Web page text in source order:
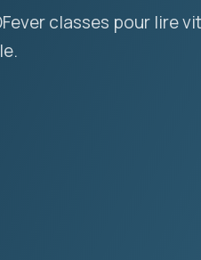
classes pour lire